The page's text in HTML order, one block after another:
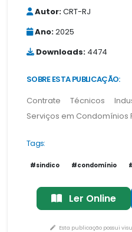
Autor:CRT-RJ
Ano:2025
Downloads: 4474
SOBRE ESTA PUBLICAÇÃO:
Contrate Técnicos
Serviços em Condomínios
Tags:
#sindico #condomínio
Ler Online
Esta publicação possui